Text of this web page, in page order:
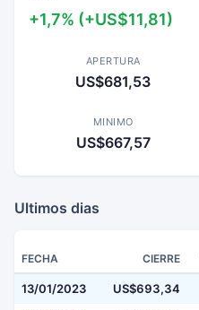
+1,7% (+US$11,81)
APERTURA
US$681,53
MINIMO
US$667,57
Ultimos dias
FECHA CIERRE
13/01/2023 US$693,34